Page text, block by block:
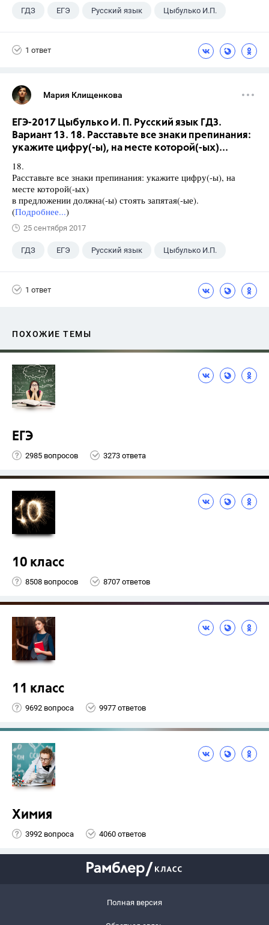
ГДЗ ЕГЭ Русский язык Цыбулько И.П.
1 ответ
Мария Клищенкова
ЕГЭ-2017 Цыбулько И. П. Русский язык ГДЗ.
Вариант 13. 18. Расставьте все знаки препинания:
укажите цифру(-ы), на месте которой(-ых)...
18.
Расставьте все знаки препинания: укажите цифру(-ы), на
месте которой(-ых)
в предложении должна(-ы) стоять запятая(-ые).
(Подробнее...)
25 сентября 2017
ГДЗ ЕГЭ Русский язык Цыбулько И.П.
1 ответ
ПОХОЖИЕ ТЕМЫ
ЕГЭ
2985 вопросов 3273 ответа
10 класс
8508 вопросов 8707 ответов
11 класс
9692 вопроса 9977 ответов
Химия
3992 вопроса 4060 ответов
Полная версия